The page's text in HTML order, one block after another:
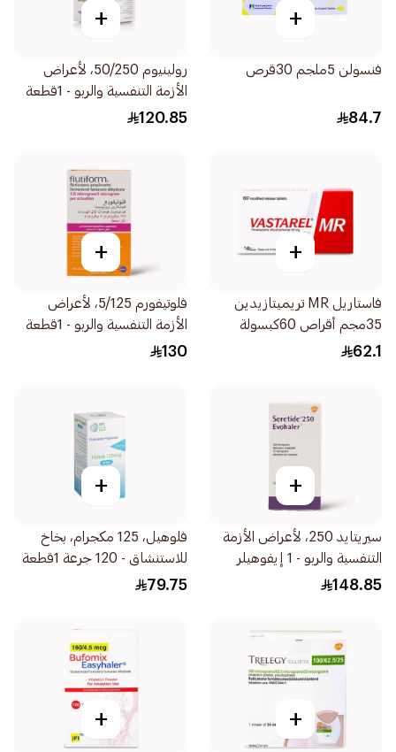
+
فنسولن 5ملجم 30قرص
84.7
+
رولينيوم 50/250، لأعراض
الأزمة التنفسية والربو - 1قطعة
120.85
+
فاستاريل MR تريميتازيدين
35مجم أقراص 60كبسولة
62.1
+
فلوتيفورم 5/125، لأعراض
الأزمة التنفسية والربو - 1قطعة
130
+
سيريتايد 250، لأعراض الأزمة
التنفسية والربو - 1 إيفوهيلر
1قطعة
148.85
+
فلوهيل، 125 مكجرام، بخاخ
للاستنشاق - 120 جرعة 1قطعة
79.75
+
+